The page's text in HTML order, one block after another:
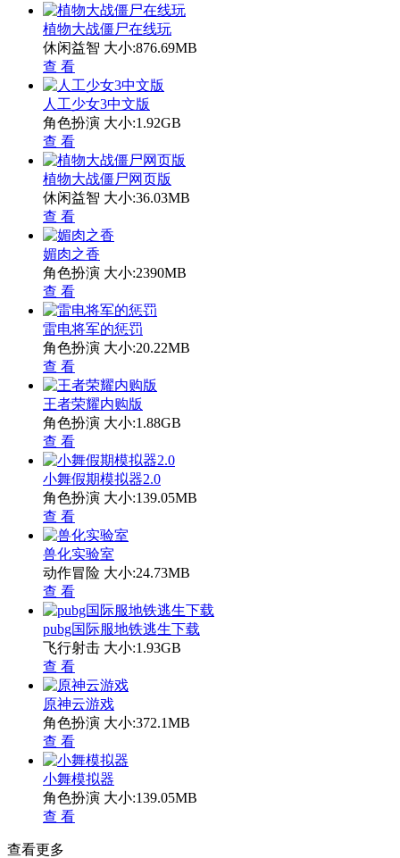
植物大战僵尸在线玩
休闲益智 大小:876.69MB
查 看
人工少女3中文版
角色扮演 大小:1.92GB
查 看
植物大战僵尸网页版
休闲益智 大小:36.03MB
查 看
媚肉之香
角色扮演 大小:2390MB
查 看
雷电将军的惩罚
角色扮演 大小:20.22MB
查 看
王者荣耀内购版
角色扮演 大小:1.88GB
查 看
小舞假期模拟器2.0
角色扮演 大小:139.05MB
查 看
兽化实验室
动作冒险 大小:24.73MB
查 看
pubg国际服地铁逃生下载
飞行射击 大小:1.93GB
查 看
原神云游戏
角色扮演 大小:372.1MB
查 看
小舞模拟器
角色扮演 大小:139.05MB
查 看
查看更多